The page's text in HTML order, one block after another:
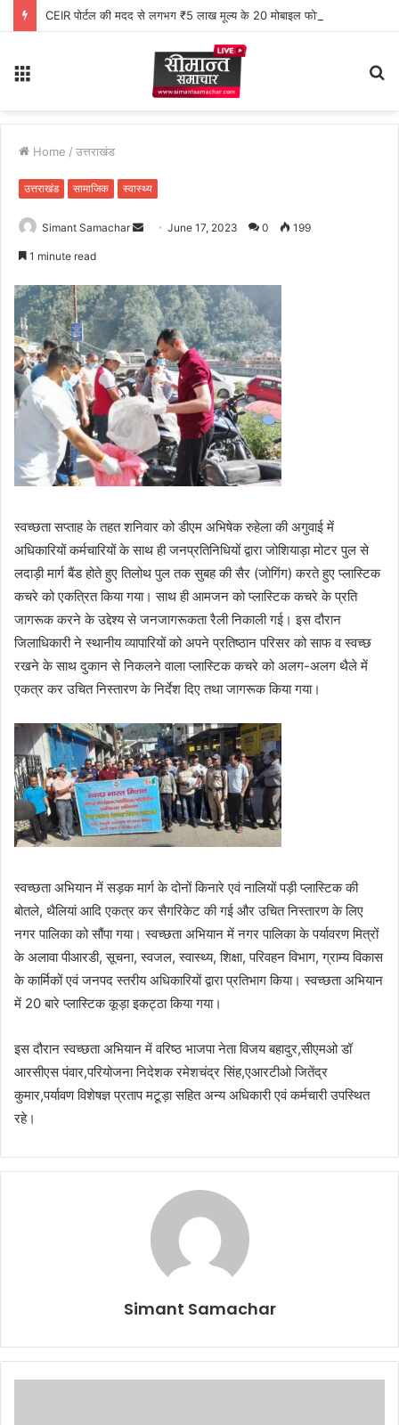
CEIR पोर्टल की मदद से लगभग ₹5 लाख मूल्य के 20 मोबाइल फोन बरामद
Home / उत्तराखंड
उत्तराखंड सामाजिक स्वास्थ्य
Simant Samachar
d
a
n
e
m
a
i
June 17, 2023 0 199
1 minute read
स्वच्छता सप्ताह के तहत शनिवार को डीएम अभिषेक रुहेला की अगुवाई में
अधिकारियों कर्मचारियों के साथ ही जनप्रतिनिधियों द्वारा जोशियाड़ा मोटर पुल से
लदाड़ी मार्ग बैंड होते हुए तिलोथ पुल तक सुबह की सैर (जोगिंग) करते हुए प्लास्टिक
कचरे को एकत्रित किया गया। साथ ही आमजन को प्लास्टिक कचरे के प्रति
जागरूक करने के उद्देश्य से जनजागरूकता रैली निकाली गई। इस दौरान
जिलाधिकारी ने स्थानीय व्यापारियों को अपने प्रतिष्ठान परिसर को साफ व स्वच्छ
रखने के साथ दुकान से निकलने वाला प्लास्टिक कचरे को अलग-अलग थैले में
एकत्र कर उचित निस्तारण के निर्देश दिए तथा जागरूक किया गया।
स्वच्छता अभियान में सड़क मार्ग के दोनों किनारे एवं नालियों पड़ी प्लास्टिक की
बोतले, थैलियां आदि एकत्र कर सैगरिकेट की गई और उचित निस्तारण के लिए
नगर पालिका को सौंपा गया। स्वच्छता अभियान में नगर पालिका के पर्यावरण मित्रों
के अलावा पीआरडी, सूचना, स्वजल, स्वास्थ्य, शिक्षा, परिवहन विभाग, ग्राम्य विकास
के कार्मिकों एवं जनपद स्तरीय अधिकारियों द्वारा प्रतिभाग किया। स्वच्छता अभियान
में 20 बारे प्लास्टिक कूड़ा इकट्ठा किया गया।
इस दौरान स्वच्छता अभियान में वरिष्ठ भाजपा नेता विजय बहादुर,सीएमओ डॉ
आरसीएस पंवार,परियोजना निदेशक रमेशचंद्र सिंह,एआरटीओ जितेंद्र
कुमार,पर्यावण विशेषज्ञ प्रताप मटूड़ा सहित अन्य अधिकारी एवं कर्मचारी उपस्थित
रहे।
Simant Samachar